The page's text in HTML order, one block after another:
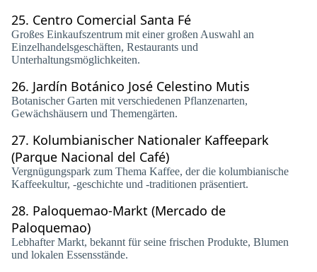
25. Centro Comercial Santa Fé
Großes Einkaufszentrum mit einer großen Auswahl an
Einzelhandelsgeschäften, Restaurants und
Unterhaltungsmöglichkeiten.
26. Jardín Botánico José Celestino Mutis
Botanischer Garten mit verschiedenen Pflanzenarten,
Gewächshäusern und Themengärten.
27. Kolumbianischer Nationaler Kaffeepark
(Parque Nacional del Café)
Vergnügungspark zum Thema Kaffee, der die kolumbianische
Kaffeekultur, -geschichte und -traditionen präsentiert.
28. Paloquemao-Markt (Mercado de
Paloquemao)
Lebhafter Markt, bekannt für seine frischen Produkte, Blumen
und lokalen Essensstände.